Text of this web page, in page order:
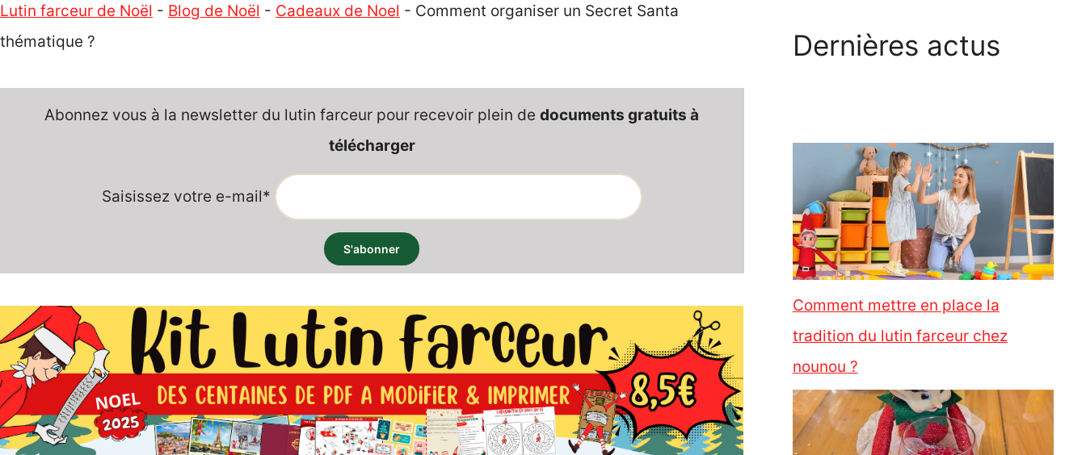
Lutin farceur de Noël - Blog de Noël - Cadeaux de Noel - Comment organiser un Secret Santa
thématique ?
Abonnez vous à la newsletter du lutin farceur pour recevoir plein dedocuments gratuits à
télécharger
Saisissez votre e-mail*
Dernières actus
Comment mettre en place la
tradition du lutin farceur chez
nounou ?